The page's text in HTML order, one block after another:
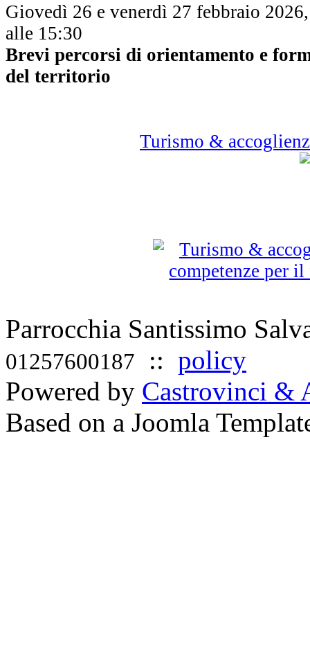
Giovedì 26 e venerdì 27 febbraio
alle 15:30
Brevi percorsi di orientamento e
del territorio
Turismo &
Parrocchia Santissimo
01257600187 :: policy
Powered by Castrovinci &
Based on a Joomla